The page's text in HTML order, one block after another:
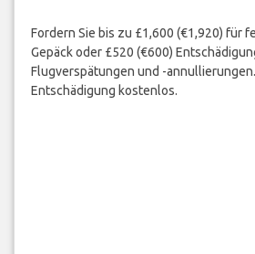
Fordern Sie bis zu £1,600 (€1,920) für
Gepäck oder £520 (€600)
Flugverspätungen und -
Entschädigung kostenlos.